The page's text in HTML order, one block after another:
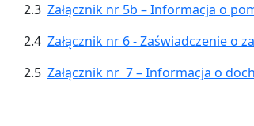
2.3 Załącznik nr 5b – Informacja o
2.4 Załącznik nr 6 - Zaświadczenie o
2.5 Załącznik nr 7 – Informacja o